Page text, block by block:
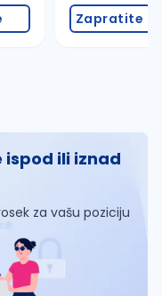
Zapratite
ili iznad
za vašu poziciju